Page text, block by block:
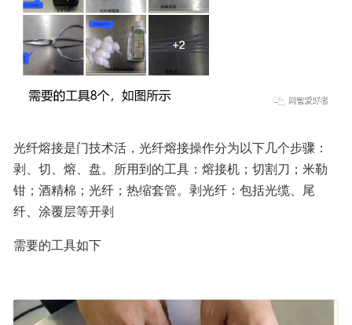
光纤熔接是门技术活，光纤熔接操作分为以下几个步骤：
剥、切、熔、盘。所用到的工具：熔接机；切割刀；米勒
钳；酒精棉；光纤；热缩套管。剥光纤：包括光缆、尾
纤、涂覆层等开剥
需要的工具如下